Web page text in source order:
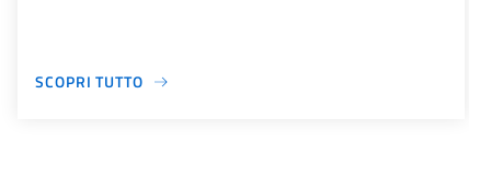
SCOPRI TUTTO